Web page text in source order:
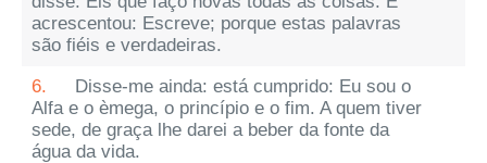
acrescentou: Escreve; porque estas palavras
são fiéis e verdadeiras.
6.
Disse-me ainda: está cumprido: Eu sou o
Alfa e o èmega, o princípio e o fim. A quem tiver
sede, de graça lhe darei a beber da fonte da
água da vida.